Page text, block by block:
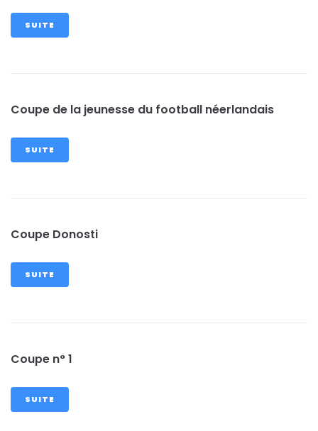
SUITE
Coupe de la jeunesse du football néerlandais
SUITE
Coupe Donosti
SUITE
Coupe n° 1
SUITE